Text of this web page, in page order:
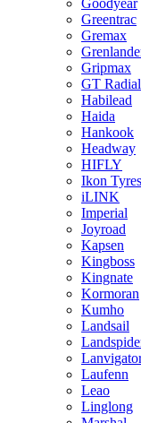
Goodyear
Greentrac
Gremax
Gripmax
GT Radial
Habilead
Haida
Hankook
Headway
HIFLY
Ikon Tyres
iLINK
Imperial
Joyroad
Kapsen
Kingboss
Kingnate
Kormoran
Kumho
Landsail
Laufenn
Leao
Linglong